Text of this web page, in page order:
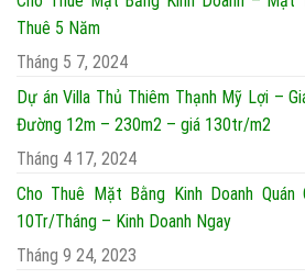
Thuê 5 Năm
Tháng 5 7, 2024
Dự án Villa Thủ Thiêm Thạnh Mỹ Lợi –
Đường 12m – 230m2 – giá 130tr/m2
Tháng 4 17, 2024
Cho Thuê Mặt Bằng Kinh Doanh
10Tr/Tháng – Kinh Doanh Ngay
Tháng 9 24, 2023